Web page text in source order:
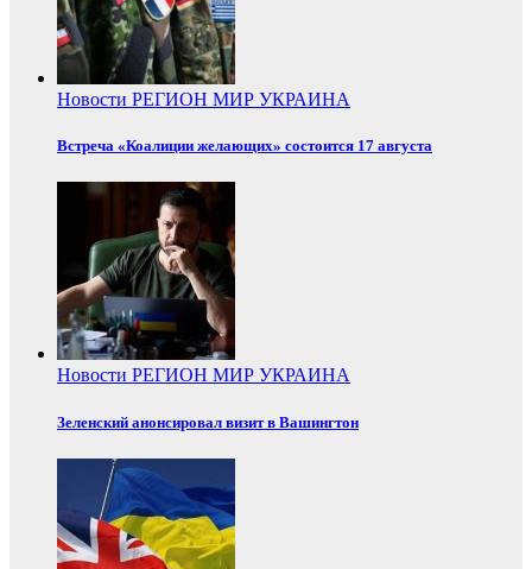
Новости РЕГИОН МИР УКРАИНА
Встреча «Коалиции желающих» состоится 17 августа
Новости РЕГИОН МИР УКРАИНА
Зеленский анонсировал визит в Вашингтон